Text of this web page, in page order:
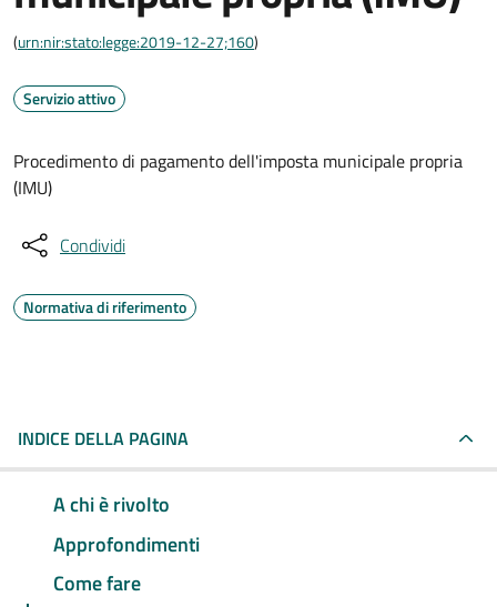
(urn:nir:stato:legge:2019-12-27;160)
Servizio attivo
Procedimento di pagamento dell'imposta municipale propria
(IMU)
Condividi
Normativa di riferimento
INDICE DELLA PAGINA
A chi è rivolto
Approfondimenti
Come fare